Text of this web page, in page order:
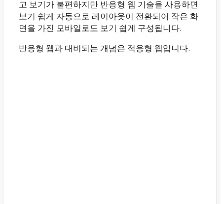
고 보기가 불편하지만 반응형 웹 기술을 사용하면
보기 쉽게 자동으로 레이아웃이 전환되어 작은 화
면을 가진 모바일로도 보기 쉽게 구성됩니다.
반응형 웹과 대비되는 개념은 적응형 웹입니다.